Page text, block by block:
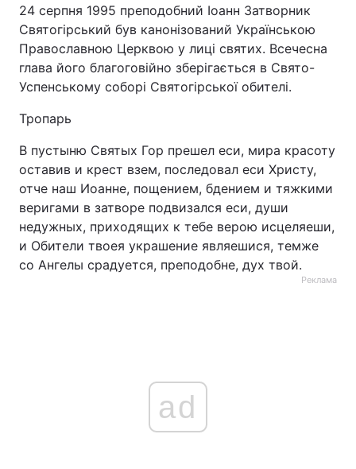
24 серпня 1995 преподобний Іоанн Затворник
Святогірський був канонізований Українською
Православною Церквою у лиці святих. Всечесна
глава його благоговійно зберігається в Свято-
Успенському соборі Святогірської обителі.
Тропарь
В пустыню Святых Гор прешел еси, мира красоту
оставив и крест взем, последовал еси Христу,
отче наш Иоанне, пощением, бдением и тяжкими
веригами в затворе подвизался еси, души
недужных, приходящих к тебе верою исцеляеши,
и Обители твоея украшение являешися, темже
со Ангелы срадуется, преподобне, дух твой.
Реклама
ad